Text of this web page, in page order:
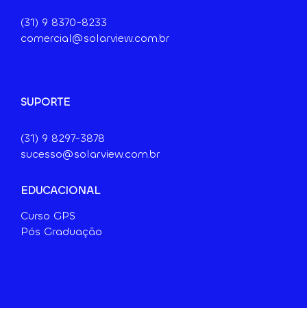
(31) 9 8370-8233
comercial@solarview.com.br
SUPORTE
(31) 9 8297-3878
sucesso@solarview.com.br
EDUCACIONAL
Curso GPS
Pós Graduação